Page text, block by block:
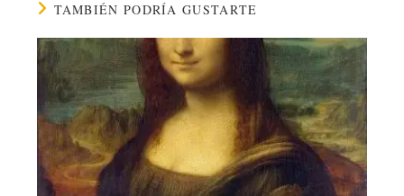
TAMBIÉN PODRÍA GUSTARTE